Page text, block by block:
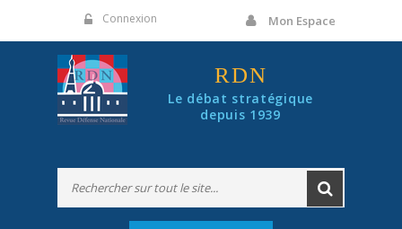
Connexion Mon Espace
RDN
Le débat stratégique
depuis 1939